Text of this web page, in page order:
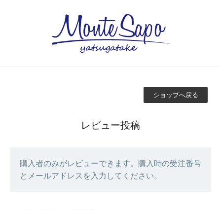
ショップへ戻る
レビュー投稿
購入者のみがレビューできます。購入時の受注番号
とメールアドレスを入力してください。